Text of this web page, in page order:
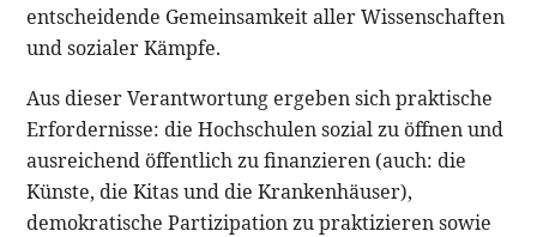
entscheidende Gemeinsamkeit aller Wissenschaften
und sozialer Kämpfe.
Aus dieser Verantwortung ergeben sich praktische
Erfordernisse: die Hochschulen sozial zu öffnen und
ausreichend öffentlich zu finanzieren (auch: die
Künste, die Kitas und die Krankenhäuser),
demokratische Partizipation zu praktizieren sowie